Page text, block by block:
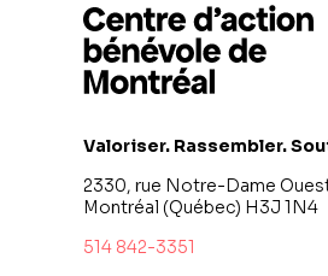
Valoriser. Rassembler.
2330, rue Notre-Dame
Montréal (Québec) H3J 1N4
514 842-3351